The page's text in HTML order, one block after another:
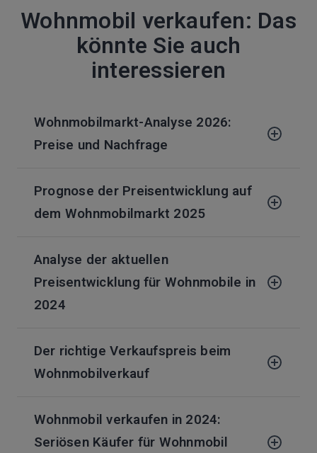
Wohnmobil verkaufen: Das
könnte Sie auch
interessieren
Wohnmobilmarkt-Analyse 2026:
Preise und Nachfrage
Prognose der Preisentwicklung auf
dem Wohnmobilmarkt 2025
Analyse der aktuellen
Preisentwicklung für Wohnmobile in
2024
Der richtige Verkaufspreis beim
Wohnmobilverkauf
Wohnmobil verkaufen in 2024:
Seriösen Käufer für Wohnmobil